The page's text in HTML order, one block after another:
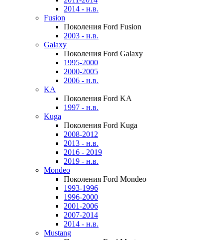
2014 - н.в.
Fusion
Поколения Ford Fusion
2003 - н.в.
Galaxy
Поколения Ford Galaxy
1995-2000
2000-2005
2006 - н.в.
KA
Поколения Ford KA
1997 - н.в.
Kuga
Поколения Ford Kuga
2008-2012
2013 - н.в.
2016 - 2019
2019 - н.в.
Mondeo
Поколения Ford Mondeo
1993-1996
1996-2000
2001-2006
2007-2014
2014 - н.в.
Mustang